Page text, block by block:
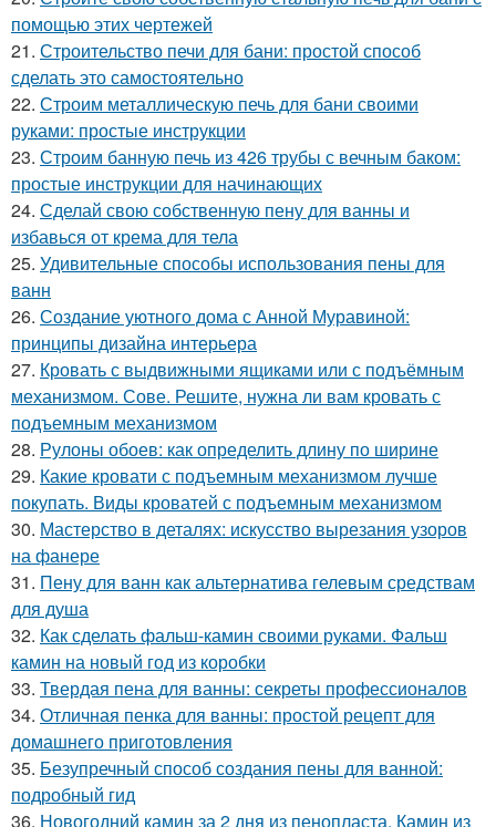
помощью этих чертежей
21. Строительство печи для бани: простой способ
сделать это самостоятельно
22. Строим металлическую печь для бани своими
руками: простые инструкции
23. Строим банную печь из 426 трубы с вечным баком:
простые инструкции для начинающих
24. Сделай свою собственную пену для ванны и
избавься от крема для тела
25. Удивительные способы использования пены для
ванн
26. Создание уютного дома с Анной Муравиной:
принципы дизайна интерьера
27. Кровать с выдвижными ящиками или с подъёмным
механизмом. Сове. Решите, нужна ли вам кровать с
подъемным механизмом
28. Рулоны обоев: как определить длину по ширине
29. Какие кровати с подъемным механизмом лучше
покупать. Виды кроватей с подъемным механизмом
30. Мастерство в деталях: искусство вырезания узоров
на фанере
31. Пену для ванн как альтернатива гелевым средствам
для душа
32. Как сделать фальш-камин своими руками. Фальш
камин на новый год из коробки
33. Твердая пена для ванны: секреты профессионалов
34. Отличная пенка для ванны: простой рецепт для
домашнего приготовления
35. Безупречный способ создания пены для ванной:
подробный гид
36. Новогодний камин за 2 дня из пенопласта. Камин из